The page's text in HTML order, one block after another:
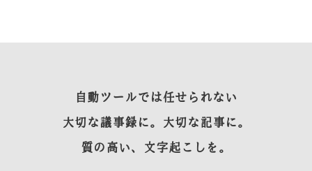
自動ツールでは任せられない
大切な議事録に。大切な記事に。
質の高い、文字起こしを。